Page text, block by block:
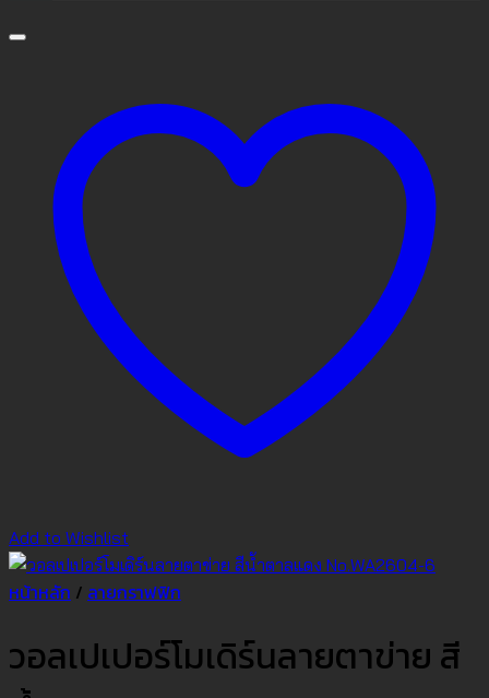
Add to Wishlist
หน้าหลัก / ลายกราฟฟิก
วอลเปเปอร์โมเดิร์นลายตาข่าย สี